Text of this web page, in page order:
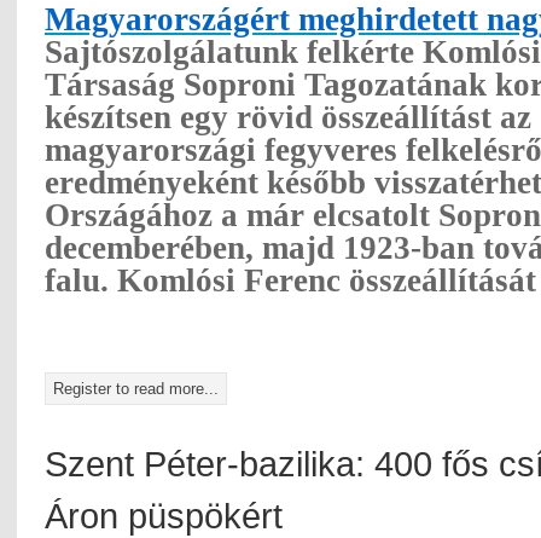
Magyarországért meghirdetett
Sajtószolgálatunk felkérte
Társaság Soproni Tagozatának
készítsen egy rövid összeállítást
magyarországi fegyveres
eredményeként később
Országához a már elcsatolt
decemberében, majd 1923-ban
falu. Komlósi Ferenc
Register to read more...
Szent Péter-bazilika: 400 fős
Áron püspökért